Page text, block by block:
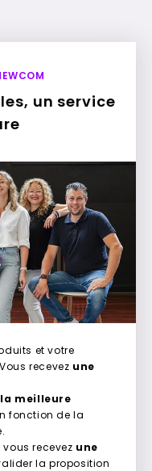
un service
et votre
recevez une
la meilleure
fonction de la
recevez une
la proposition